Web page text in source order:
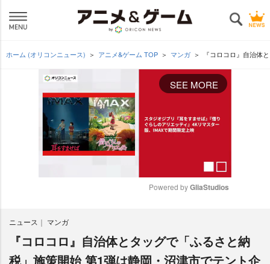
ホーム (オリコンニュース) アニメ&ゲーム TOP マンガ 『コロコロ』自治体
SEE MORE
e
Powered by GliaStudios
ニュース マンガ
『コロコロ』自治体とタッグで「ふるさと納
税」施策開始 第1弾は静岡・沼津市でテント企